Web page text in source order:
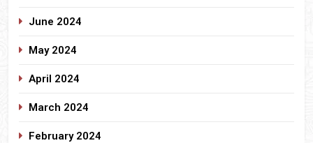
June 2024
May 2024
April 2024
March 2024
February 2024